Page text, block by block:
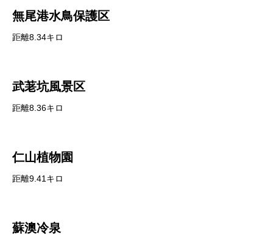
無尾港水鳥保護区
距離8.34キロ
武荖坑風景区
距離8.36キロ
仁山植物園
距離9.41キロ
蘇澳冷泉